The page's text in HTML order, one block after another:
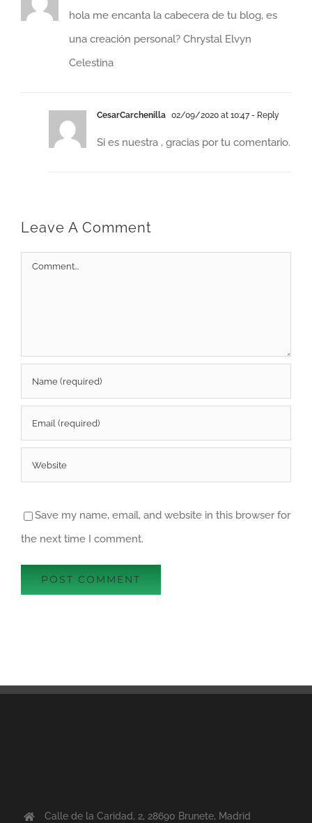
hola me encanta la cabecera de tu blog, es
una creación personal? Chrystal Elvyn
Celestina
CesarCarchenilla 02/09/2020 at 10:47- Reply
Si es nuestra , gracias por tu comentario.
Leave A Comment
Comment
Save my name, email, and website in this browser for
the next time I comment.
Calle de la Caridad, 2, 28690 Brunete, Madrid